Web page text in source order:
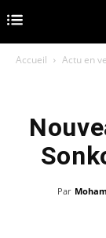
Accueil Actu en
Par